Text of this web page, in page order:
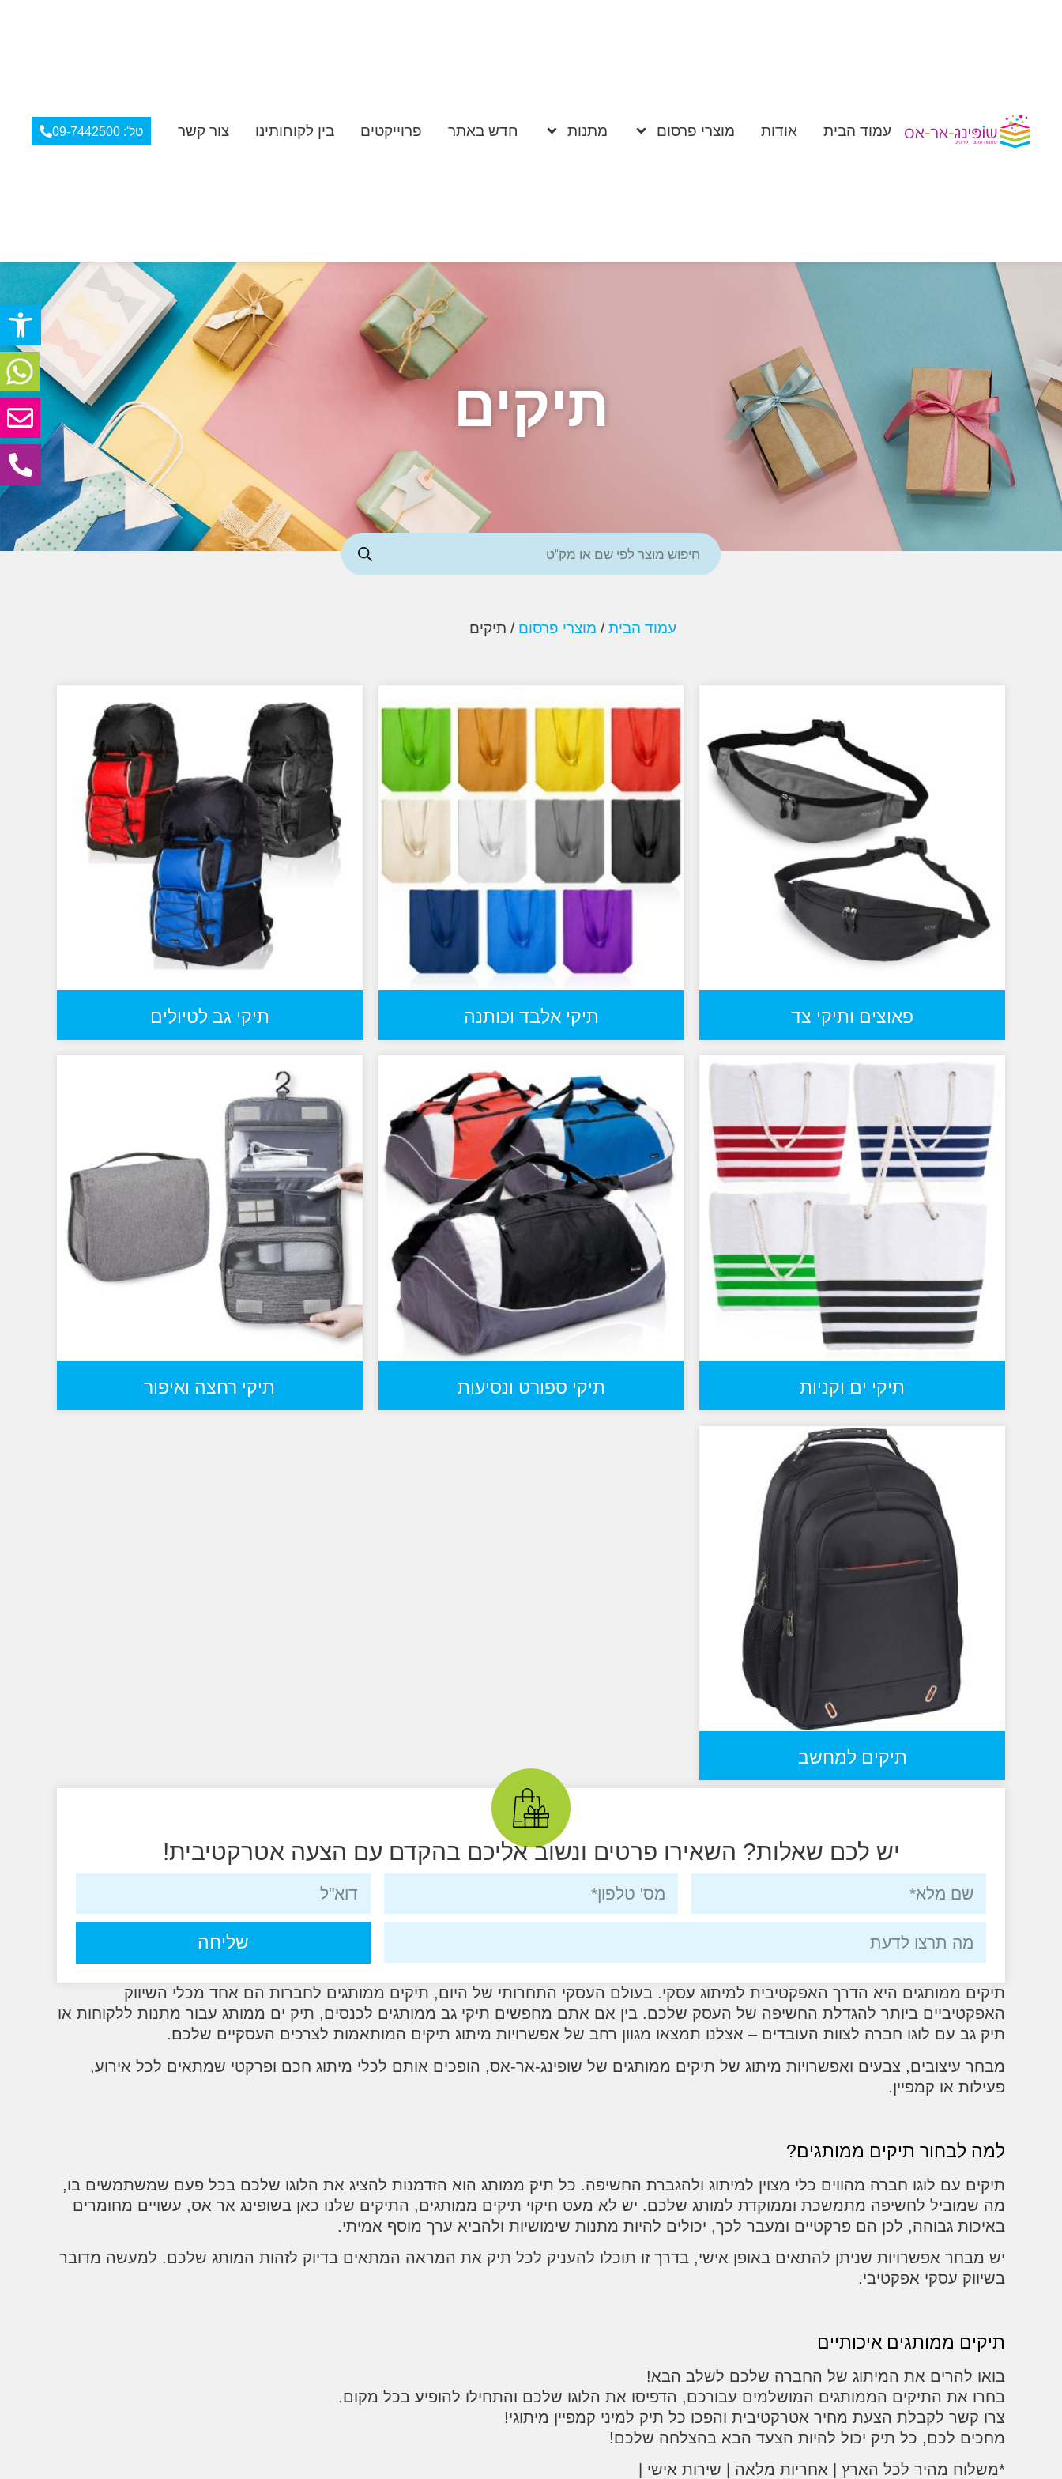
פתח
עמוד הבית אודות מוצרי פרסום מתנות חדש באתר פרוייקטים בין לקוחותינו צור קשר טל': 09-7442500
תיקים
עמוד הבית/ מוצרי פרסום / תיקים
פאוצים ותיקי צד תיקי אלבד וכותנה תיקי גב לטיולים
תיקי ים וקניות תיקי ספורט ונסיעות תיקי רחצה ואיפור
תיקים למחשב
יש לכם שאלות? השאירו פרטים ונשוב אליכם בהקדם עם הצעה אטרקטיבית!
שליחה
תיקים ממותגים היא הדרך האפקטיבית למיתוג עסקי. בעולם העסקי התחרותי של היום, תיקים ממותגים לחברות הם אחד מכלי השיווק
האפקטיביים ביותר להגדלת החשיפה של העסק שלכם. בין אם אתם מחפשים תיקי גב ממותגים לכנסים, תיק ים ממותג עבור מתנות ללקוחות או
תיק גב עם לוגו חברה לצוות העובדים – אצלנו תמצאו מגוון רחב של אפשרויות מיתוג תיקים המותאמות לצרכים העסקיים שלכם.
מבחר עיצובים, צבעים ואפשרויות מיתוג של תיקים ממותגים של שופינג-אר-אס, הופכים אותם לכלי מיתוג חכם ופרקטי שמתאים לכל אירוע,
פעילות או קמפיין.
למה לבחור תיקים ממותגים?
תיקים עם לוגו חברה מהווים כלי מצוין למיתוג ולהגברת החשיפה. כל תיק ממותג הוא הזדמנות להציג את הלוגו שלכם בכל פעם שמשתמשים בו,
מה שמוביל לחשיפה מתמשכת וממוקדת למותג שלכם. יש לא מעט חיקוי תיקים ממותגים, התיקים שלנו כאן בשופינג אר אס, עשויים מחומרים
באיכות גבוהה, לכן הם פרקטיים ומעבר לכך, יכולים להיות מתנות שימושיות ולהביא ערך מוסף אמיתי.
יש מבחר אפשרויות שניתן להתאים באופן אישי, בדרך זו תוכלו להעניק לכל תיק את המראה המתאים בדיוק לזהות המותג שלכם. למעשה מדובר
בשיווק עסקי אפקטיבי.
תיקים ממותגים איכותיים
בואו להרים את המיתוג של החברה שלכם לשלב הבא!
בחרו את התיקים הממותגים המושלמים עבורכם, הדפיסו את הלוגו שלכם והתחילו להופיע בכל מקום.
צרו קשר לקבלת הצעת מחיר אטרקטיבית והפכו כל תיק למיני קמפיין מיתוגי!
מחכים לכם, כל תיק יכול להיות הצעד הבא בהצלחה שלכם!
*משלוח מהיר לכל הארץ | אחריות מלאה | שירות אישי |